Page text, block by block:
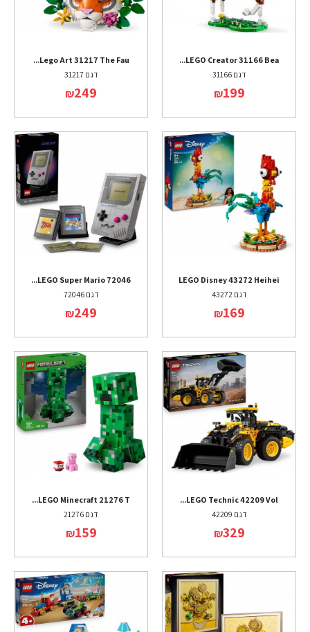
LEGO Creator 31166 Bea...
דגם 31166
₪199
Lego Art 31217 The Fau...
דגם 31217
₪249
LEGO Disney 43272 Heihei
דגם 43272
₪169
LEGO Super Mario 72046...
דגם 72046
₪249
LEGO Technic 42209 Vol...
דגם 42209
₪329
LEGO Minecraft 21276 T...
דגם 21276
₪159